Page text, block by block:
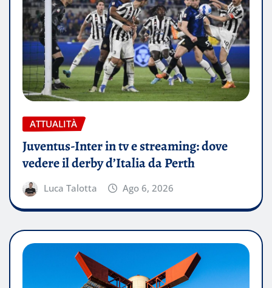
ATTUALITÀ
Juventus-Inter in tv e streaming: dove
vedere il derby d’Italia da Perth
Luca Talotta Ago 6, 2026